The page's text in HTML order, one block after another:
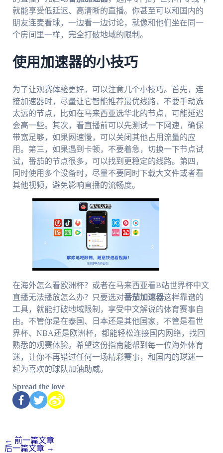
就能享受低延迟、高清晰的直播。你甚至可以和国内的
朋友连麦看球，一边看一边讨论，就像和他们坐在同一
个房间里一样，完全打破地域的限制。
使用加速器的小技巧
为了让观赛体验更好，可以注意几个小技巧。首先，连
接加速器时，尽量让它智能推荐最优线路，不要手动选
太远的节点，比如在马来西亚选华北的节点，可能延迟
会高一些。其次，看直播前可以先测试一下网速，确保
带宽足够，如果网速慢，可以关闭其他占用流量的应
用。第三，如果遇到卡顿，不要着急，切换一下节点试
试，番茄的节点很多，可以找到更稳定的线路。第四，
同时使用多个设备时，尽量不要同时下载大文件或者看
其他视频，避免影响直播的流畅度。
在海外怎么看欧洲杯？或者在马来西亚看B站世界杯中文
直播无法播放怎么办？只要选对番茄加速器这样靠谱的
工具，就能打破地域限制，享受中文解说的体育赛事自
由。不管你是在泰国、日本还是其他国家，不管是看世
界杯、NBA还是欧洲杯，都能轻松连接国内网络，找回
熟悉的观赛体验。希望这份指南能帮到每一位海外体育
迷，让你不再错过任何一场精彩赛事，和国内的球迷一
起为喜欢的球队加油助威。
Spread the love
← 前一篇文章
后一篇文章 →